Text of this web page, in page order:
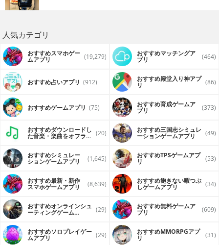
人気カテゴリ
おすすめスマホゲー
ムアプリ (19,279) おすすめマッチングア
プリ (464)
おすすめ占いアプリ (912) おすすめ殿堂入り神アプ
リ (86)
おすすめゲームアプリ (75) おすすめ育成ゲームア
プリ (373)
おすすめダウンロードし
た音楽・楽曲をオフライ (20) おすすめ三国志シミュレ
ーションゲームアプリ (49)
おすすめシミュレー
ションゲームアプリ (1,645) おすすめTPSゲームアプ
リ (53)
おすすめ最新・新作
スマホゲームアプリ (8,639) おすすめ飽きない暇つぶ
しゲームアプリ (34)
おすすめオンラインシュ
ーティングゲーム (29) おすすめ無料ゲームア
プリ (609)
おすすめソロプレイゲー
ムアプリ (29) おすすめ MMORPGアプ
リ (31)